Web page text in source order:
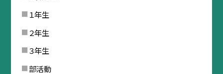
１年生
２年生
３年生
部活動